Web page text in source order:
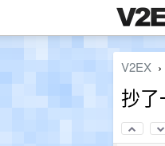
V2EX ›
抄了